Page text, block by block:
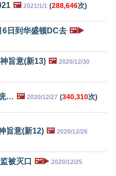
🖼️ 2021/1/1 (288,646次)
6日到华盛顿DC去 🖼️▶️
旨意(新13) 🖼️ 2020/12/30
… 🖼️ 2020/12/27 (340,310次)
旨意(新12) 🖼️ 2020/12/26
被灭口 🖼️▶️ 2020/12/25